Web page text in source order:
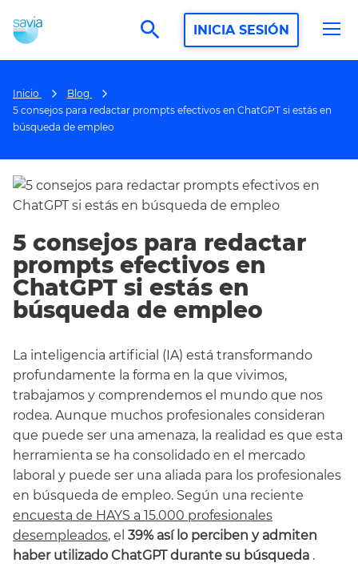
search INICIA SESIÓN
Inicio
Blog
5 consejos para redactar prompts efectivos en ChatGPT si estás en
búsqueda de empleo
5 consejos para redactar
prompts efectivos en
ChatGPT si estás en
búsqueda de empleo
La inteligencia artificial (IA) está transformando
profundamente la forma en la que vivimos,
trabajamos y comprendemos el mundo que nos
rodea. Aunque muchos profesionales consideran
que puede ser una amenaza, la realidad es que esta
herramienta se ha consolidado en el mercado
laboral y puede ser una aliada para los profesionales
en búsqueda de empleo. Según una reciente
encuesta de HAYS a 15.000 profesionales
desempleados, el 39% así lo perciben y admiten
haber utilizado ChatGPT durante su búsqueda .